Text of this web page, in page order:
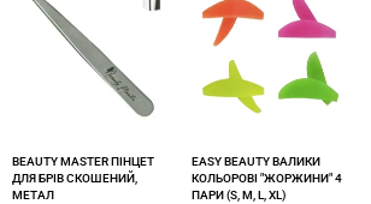
BEAUTY MASTER ПІНЦЕТ
ДЛЯ БРІВ СКОШЕНИЙ,
МЕТАЛ
EASY BEAUTY ВАЛИКИ
КОЛЬОРОВІ "ЖОРЖИНИ" 4
ПАРИ (S, M, L, XL)